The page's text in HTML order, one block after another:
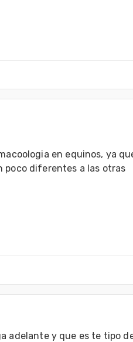
en equinos, ya
poco diferentes a las otras
adelante y que es te tipo